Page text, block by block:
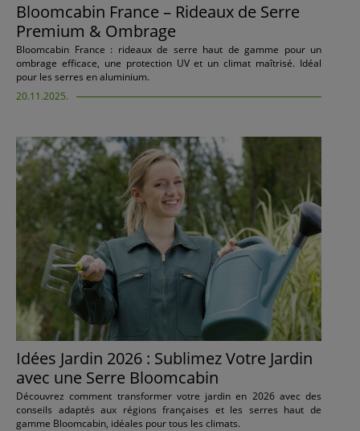
Bloomcabin France – Rideaux de Serre
Premium & Ombrage
Bloomcabin France : rideaux de serre haut de gamme pour un
ombrage efficace, une protection UV et un climat maîtrisé. Idéal
pour les serres en aluminium.
20.11.2025.
Idées Jardin 2026 : Sublimez Votre Jardin
avec une Serre Bloomcabin
Découvrez comment transformer votre jardin en 2026 avec des
conseils adaptés aux régions françaises et les serres haut de
gamme Bloomcabin, idéales pour tous les climats.